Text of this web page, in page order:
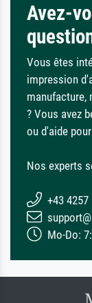
Avez-
Vous êtes
impression
manufacture,
? Vous avez
ou d'aide
Nos experts
+43 4257
Mo-Do: